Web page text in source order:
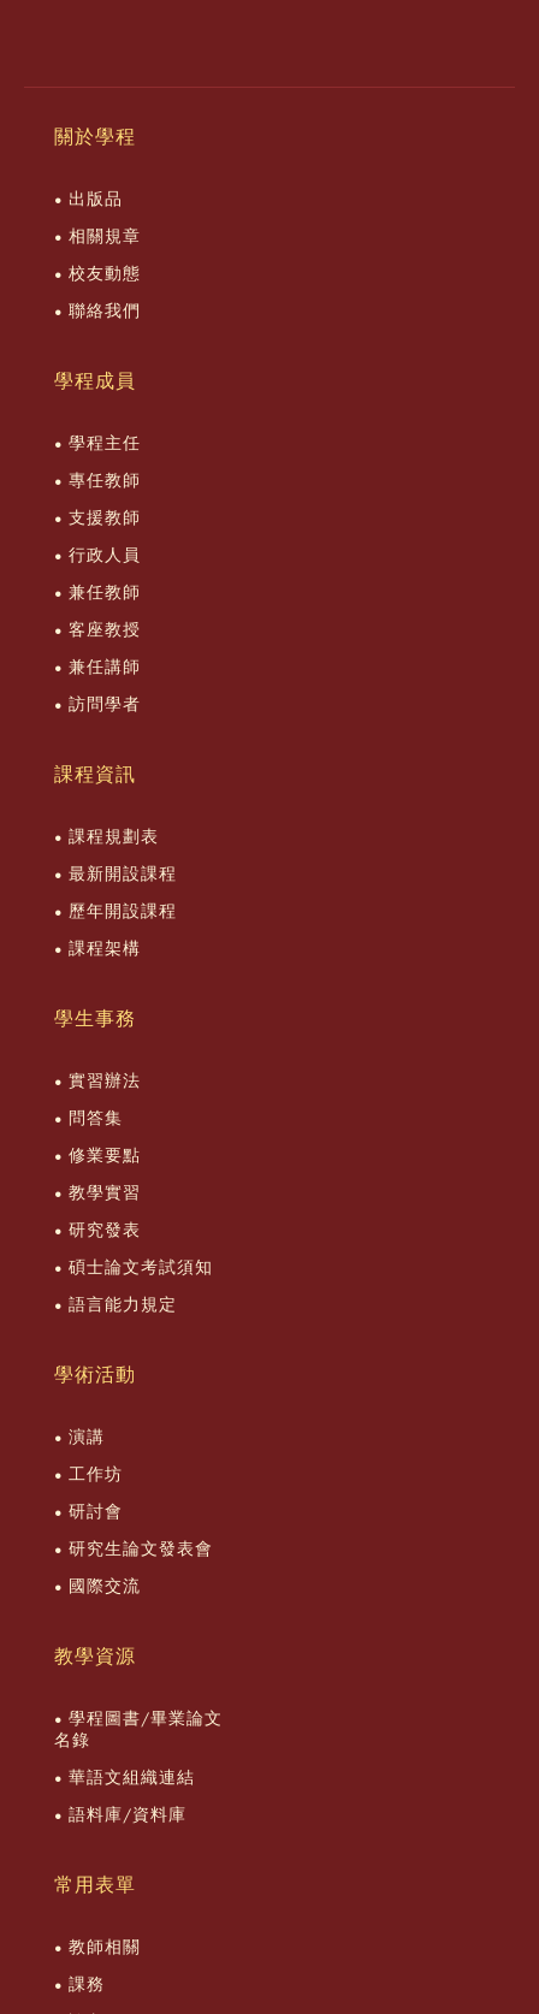
關於學程
出版品
相關規章
校友動態
聯絡我們
學程成員
學程主任
專任教師
支援教師
行政人員
兼任教師
客座教授
兼任講師
訪問學者
課程資訊
課程規劃表
最新開設課程
歷年開設課程
課程架構
學生事務
實習辦法
問答集
修業要點
教學實習
研究發表
碩士論文考試須知
語言能力規定
學術活動
演講
工作坊
研討會
研究生論文發表會
國際交流
教學資源
學程圖書/畢業論文
名錄
華語文組織連結
語料庫/資料庫
常用表單
教師相關
課務